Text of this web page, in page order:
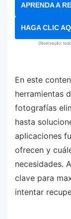
APRENDA A
HAGA CLIC
Observação:
En este
herramientas
fotografías
hasta
aplicaciones
ofrecen y
necesidades.
clave para
intentar